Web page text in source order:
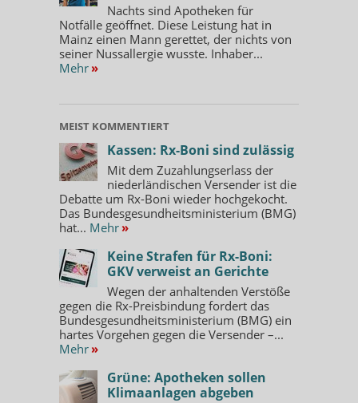
Nachts sind Apotheken für
Notfälle geöffnet. Diese Leistung hat in
Mainz einen Mann gerettet, der nichts von
seiner Nussallergie wusste. Inhaber...
Mehr »
MEIST KOMMENTIERT
Kassen: Rx-Boni sind zulässig
Mit dem Zuzahlungserlass der
niederländischen Versender ist die
Debatte um Rx-Boni wieder hochgekocht.
Das Bundesgesundheitsministerium (BMG)
hat... Mehr »
Keine Strafen für Rx-Boni:
GKV verweist an Gerichte
Wegen der anhaltenden Verstöße
gegen die Rx-Preisbindung fordert das
Bundesgesundheitsministerium (BMG) ein
hartes Vorgehen gegen die Versender –...
Mehr »
Grüne: Apotheken sollen
Klimaanlagen abgeben